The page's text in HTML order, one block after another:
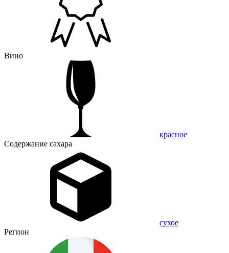
Вино
красное
Содержание сахара
сухое
Регион